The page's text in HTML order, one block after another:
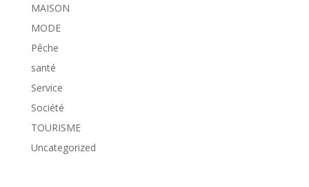
MAISON
MODE
Pêche
santé
Service
Société
TOURISME
Uncategorized